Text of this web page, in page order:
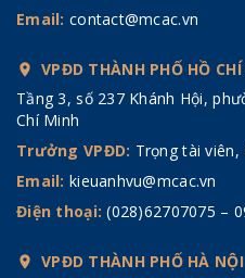
Email: contact@mcac.vn
VPĐD THÀNH PHỐ HỒ
Tầng 3, số 237 Khánh Hội,
Chí Minh
Trưởng VPĐD: Trọng tài viên,
Email: kieuanhvu@mcac.vn
Điện thoại:(028)62707075 –
VPĐD THÀNH PHỐ HÀ NỘI